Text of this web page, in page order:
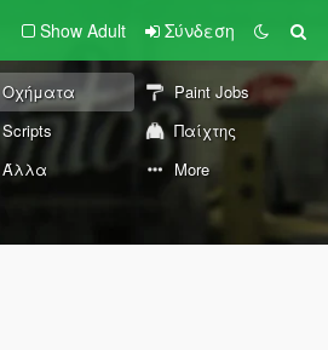
Show Adult Σύνδεση
Οχήματα
Paint Jobs
Scripts
Παίχτης
Άλλα More